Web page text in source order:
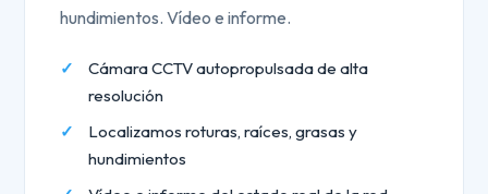
hundimientos. Vídeo e informe.
Cámara CCTV autopropulsada de alta
resolución
Localizamos roturas, raíces, grasas y
hundimientos